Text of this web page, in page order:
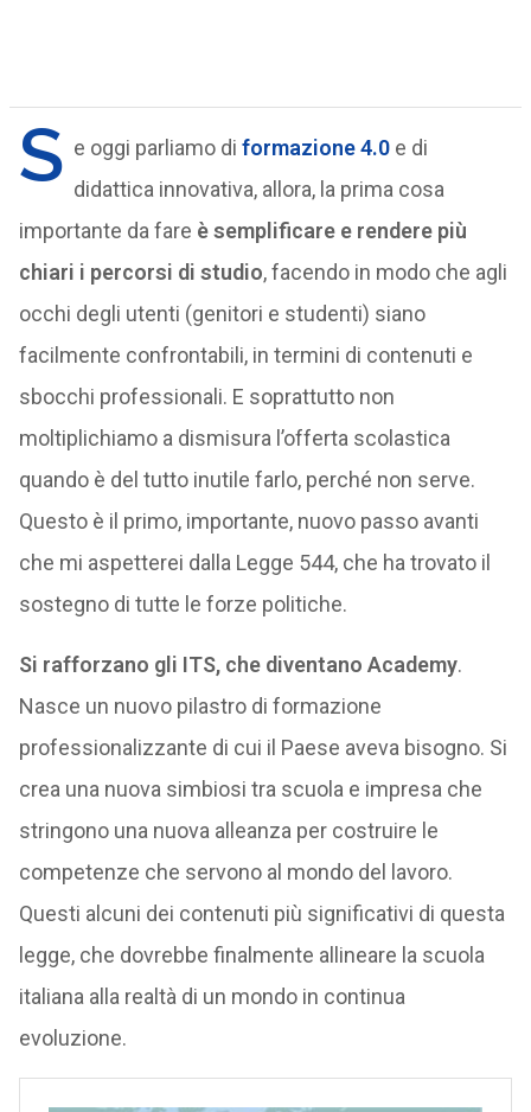
S e oggi parliamo di formazione 4.0e di
didattica innovativa, allora, la prima cosa
importante da fare è semplificare e rendere più
chiari i percorsi di studio, facendo in modo che agli
occhi degli utenti (genitori e studenti) siano
facilmente confrontabili, in termini di contenuti e
sbocchi professionali. E soprattutto non
moltiplichiamo a dismisura l’offerta scolastica
quando è del tutto inutile farlo, perché non serve.
Questo è il primo, importante, nuovo passo avanti
che mi aspetterei dalla Legge 544, che ha trovato il
sostegno di tutte le forze politiche.
Si rafforzano gli ITS, che diventano Academy.
Nasce un nuovo pilastro di formazione
professionalizzante di cui il Paese aveva bisogno. Si
crea una nuova simbiosi tra scuola e impresa che
stringono una nuova alleanza per costruire le
competenze che servono al mondo del lavoro.
Questi alcuni dei contenuti più significativi di questa
legge, che dovrebbe finalmente allineare la scuola
italiana alla realtà di un mondo in continua
evoluzione.